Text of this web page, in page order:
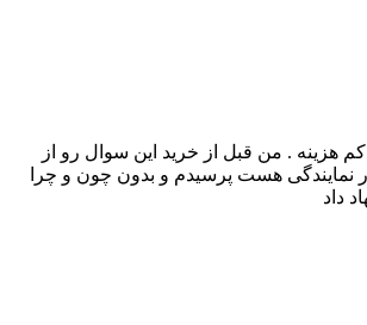
و کم هزینه . من قبل از خرید این سوال رو از
نمایندگی هست پرسیدم و بدون چون و چرا